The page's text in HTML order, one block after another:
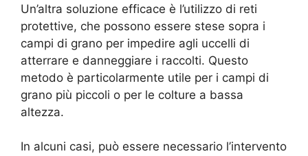
Un’altra soluzione efficace è l’utilizzo di reti
protettive, che possono essere stese sopra i
campi di grano per impedire agli uccelli di
atterrare e danneggiare i raccolti. Questo
metodo è particolarmente utile per i campi di
grano più piccoli o per le colture a bassa
altezza.
In alcuni casi, può essere necessario l’intervento